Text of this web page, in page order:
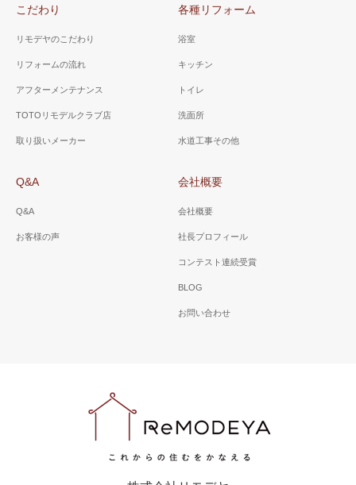
こだわり
リモデヤのこだわり
リフォームの流れ
アフターメンテナンス
TOTOリモデルクラブ店
取り扱いメーカー
各種リフォーム
浴室
キッチン
トイレ
洗面所
水道工事その他
Q&A
Q&A
お客様の声
会社概要
会社概要
社長プロフィール
コンテスト連続受賞
BLOG
お問い合わせ